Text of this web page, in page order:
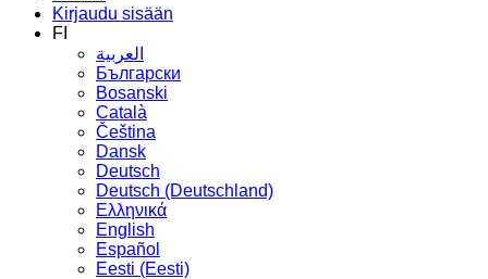
Kirjaudu sisään
FI
العربية
Български
Bosanski
Сatalà
Čeština
Dansk
Deutsch
Deutsch (Deutschland)
Ελληνικά
English
Español
Eesti (Eesti)